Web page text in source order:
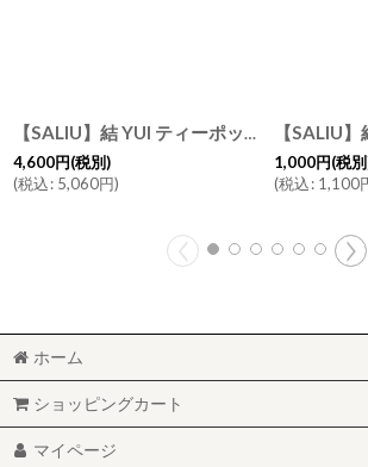
【SALIU】結 YUI ティーポット ３３０ml 紅茶のための茶器 急須 陶器 日本製 美濃焼
4,600円(税別)
(税込: 5,060円)
1,000円(税
(税込: 1,100
ホーム
ショッピングカート
マイページ